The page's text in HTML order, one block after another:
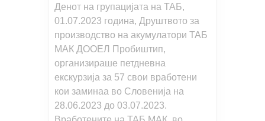
Денот на групацијата на ТАБ,
01.07.2023 година, Друштвото за
производство на акумулатори ТАБ
МАК ДООЕЛ Пробиштип,
организираше петдневна
екскурзија за 57 свои вработени
кои заминаа во Словенија на
28.06.2023 до 03.07.2023.